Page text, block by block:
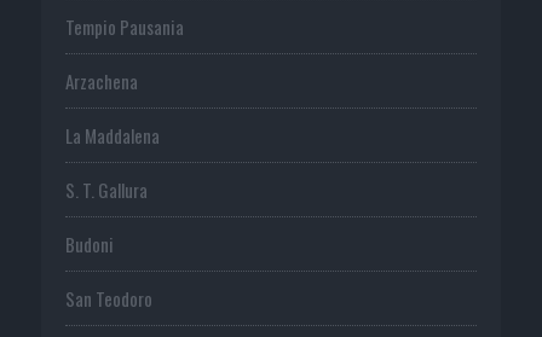
Tempio Pausania
Arzachena
La Maddalena
S. T. Gallura
Budoni
San Teodoro